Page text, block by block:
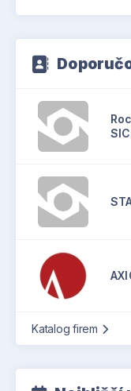
Katalog firem